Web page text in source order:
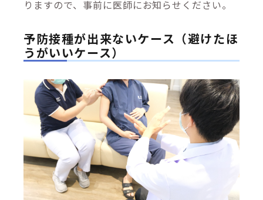
りますので、事前に医師にお知らせください。
予防接種が出来ないケース（避けたほ
うがいいケース）